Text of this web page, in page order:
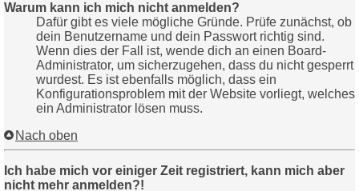
Warum kann ich mich nicht anmelden?
Dafür gibt es viele mögliche Gründe. Prüfe zunächst, ob
dein Benutzername und dein Passwort richtig sind.
Wenn dies der Fall ist, wende dich an einen Board-
Administrator, um sicherzugehen, dass du nicht gesperrt
wurdest. Es ist ebenfalls möglich, dass ein
Konfigurationsproblem mit der Website vorliegt, welches
ein Administrator lösen muss.
Nach oben
Ich habe mich vor einiger Zeit registriert, kann mich aber
nicht mehr anmelden?!